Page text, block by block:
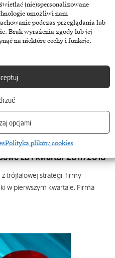
(nie)spersonalizowane
umożliwi nam
podczas przeglądania lub
Brak wyrażenia zgody lub jej
na niektóre cechy i funkcje.
opcjami
Polityka plików cookies
za I kwartał 2017/2018
z trójfalowej strategii firmy
w pierwszym kwartale. Firma